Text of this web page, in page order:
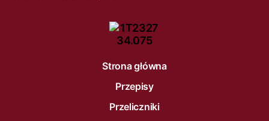
Strona główna
Przepisy
Przeliczniki